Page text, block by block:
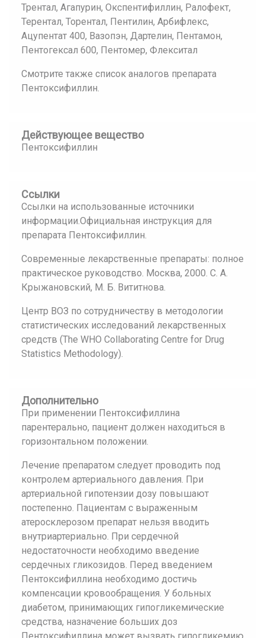
Трентал, Агапурин, Окспентифиллин, Ралофект,
Терентал, Торентал, Пентилин, Арбифлекс,
Ацупентат 400, Вазопэн, Дартелин, Пентамон,
Пентогексал 600, Пентомер, Флекситал
Смотрите также список аналогов препарата
Пентоксифиллин.
Действующее вещество
Пентоксифиллин
Ссылки
Ссылки на использованные источники
информации.Официальная инструкция для
препарата Пентоксифиллин.
Современные лекарственные препараты: полное
практическое руководство. Москва, 2000. С. А.
Крыжановский, М. Б. Вититнова.
Центр ВОЗ по сотрудничеству в методологии
статистических исследований лекарственных
средств (The WHO Collaborating Centre for Drug
Statistics Methodology).
Дополнительно
При применении Пентоксифиллина
парентерально, пациент должен находиться в
горизонтальном положении.
Лечение препаратом следует проводить под
контролем артериального давления. При
артериальной гипотензии дозу повышают
постепенно. Пациентам с выраженным
атеросклерозом препарат нельзя вводить
внутриартериально. При сердечной
недостаточности необходимо введение
сердечных гликозидов. Перед введением
Пентоксифиллина необходимо достичь
компенсации кровообращения. У больных
диабетом, принимающих гипогликемические
средства, назначение больших доз